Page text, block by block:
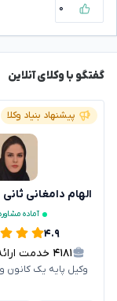
۰
گفتگو با وکلای آنلاین
پیشنهاد بنیاد وکلا
الهام دامغانی ثانی
آماده
۴.۹
۴۱۸۱ خدمت ارائه
وکیل پایه یک کانون